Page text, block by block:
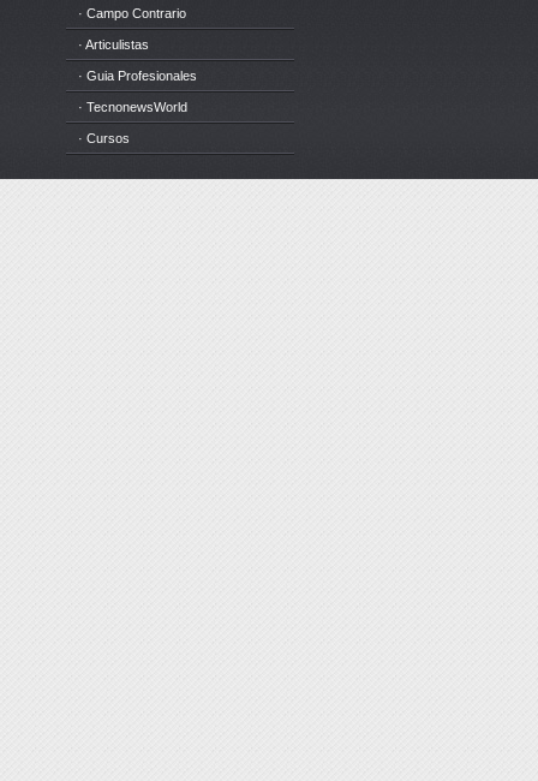
· Campo Contrario
· Articulistas
· Guia Profesionales
· TecnonewsWorld
· Cursos